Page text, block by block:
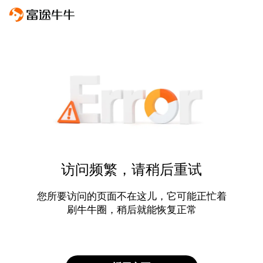
访问频繁，请稍后重试
您所要访问的页面不在这儿，它可能正忙着
刷牛牛圈，稍后就能恢复正常